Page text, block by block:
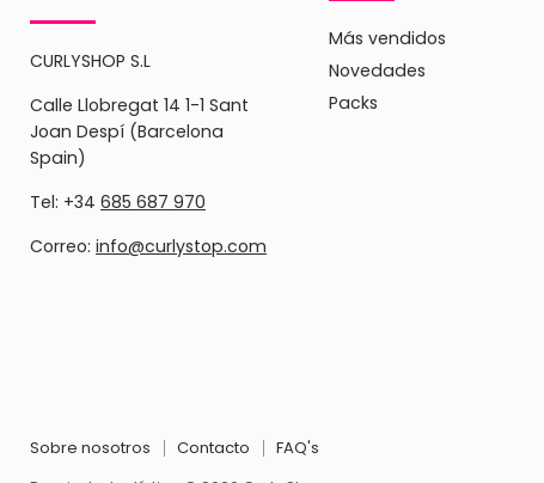
CURLYSHOP S.L
Calle Llobregat 14 1-1 Sant
Joan Despí (Barcelona
Spain)
Tel: +34 685 687 970
Correo: info@curlystop.com
Más vendidos
Novedades
Packs
Sobre nosotros
Contacto
FAQ's